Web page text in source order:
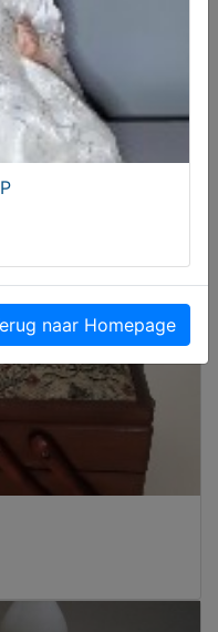
naar Homepage